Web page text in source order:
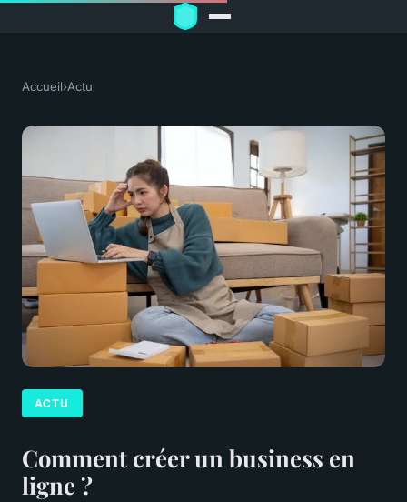
Accueil›Actu
ACTU
Comment créer un business en
ligne ?